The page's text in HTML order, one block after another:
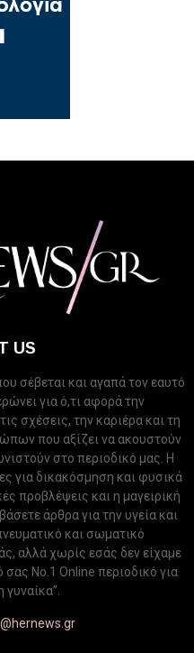
US
σέβεται και αγαπά τον εαυτό
για ό,τι αφορά την
σχέσεις, την καριέρα και τη
που αξίζει να ακουστούν
στο περιοδικό μας. Η
για δικακόσμηση και φυσικά
προβλέψεις και η μαγειρική
άρθρα για την υγεία και
και σωματικό
αλλά χωρίς εσάς δεν είχαμε
σας Νo.1 Online περιοδικό για
γυναίκα”.